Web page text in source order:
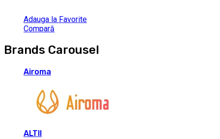
Adauga la Favorite
Compară
Brands Carousel
Airoma
ALTII